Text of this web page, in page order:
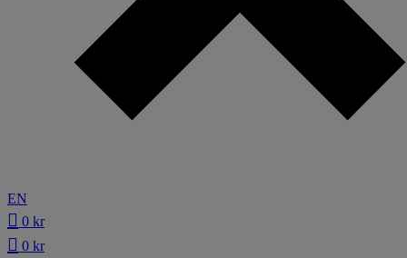
EN
0 kr
0 kr